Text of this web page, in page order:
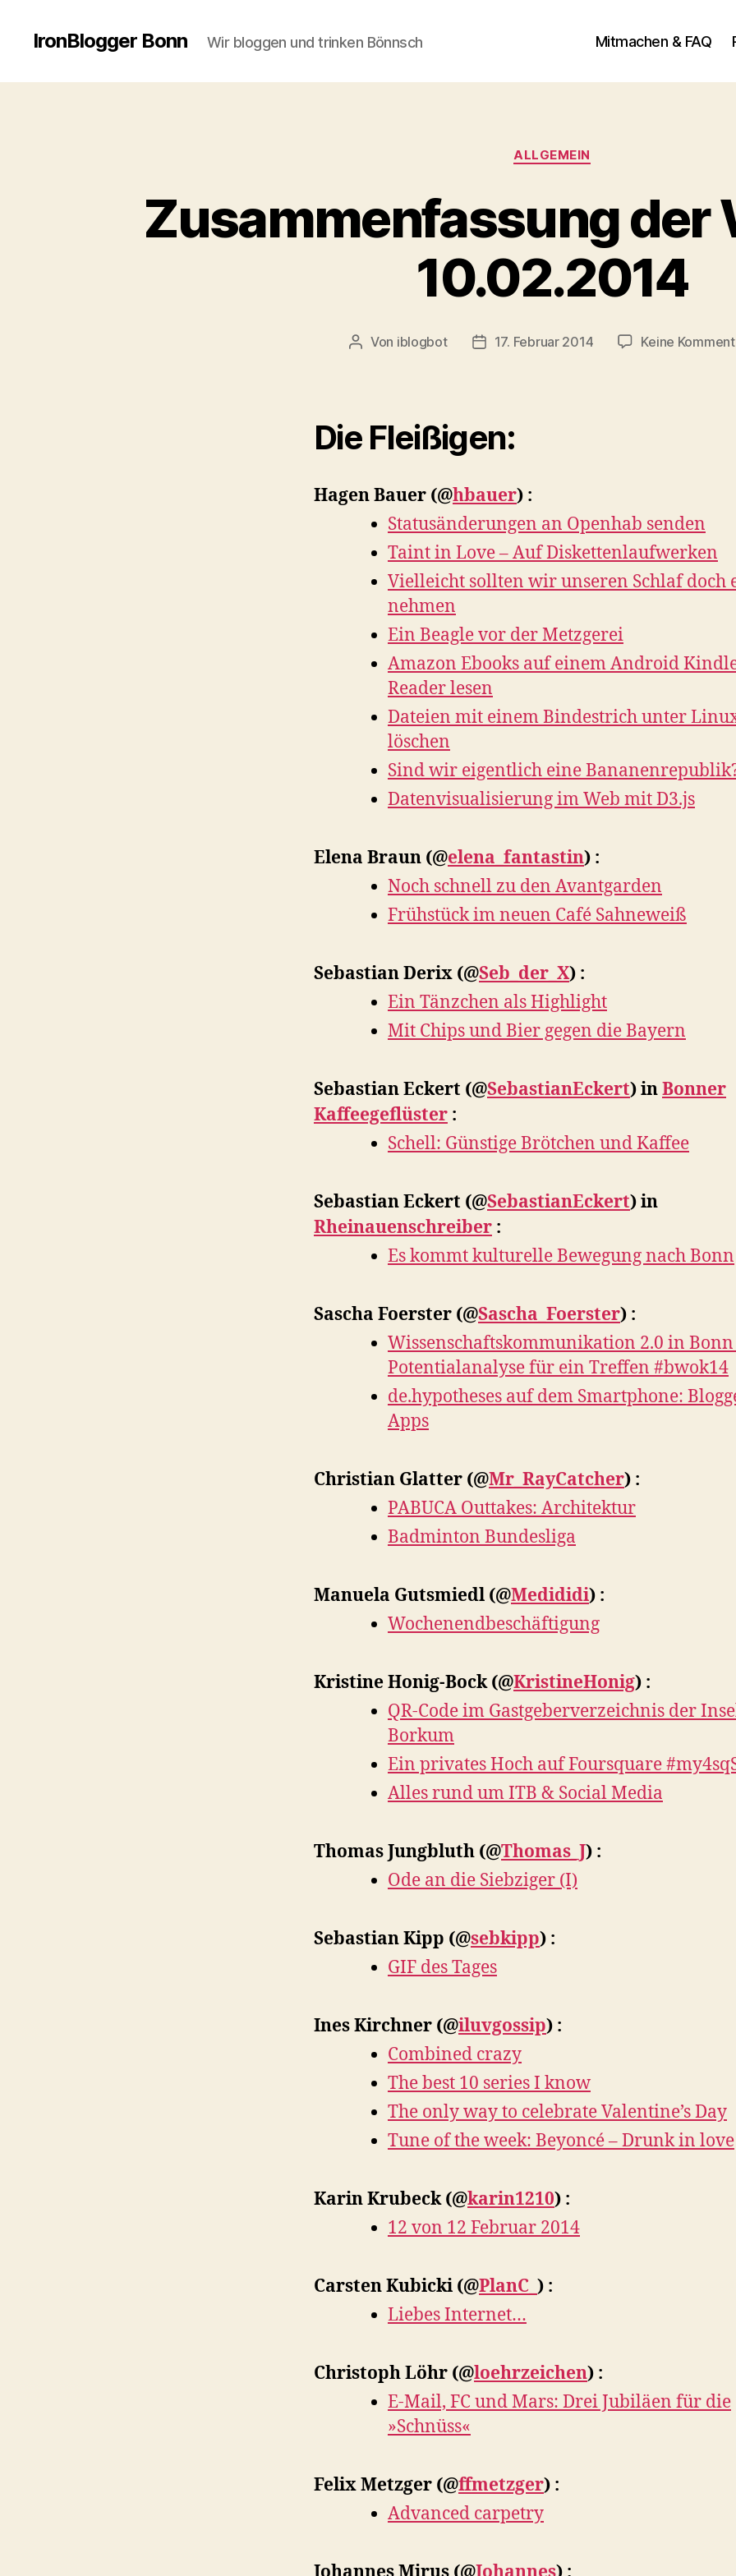
IronBlogger Bonn Wir bloggen und trinken Bönnsch Mitmachen & FAQ
Kategorien
ALLGEMEIN
Zusammenfassung der
10.02.2014
Beitragsautor
Von iblogbot Veröffentlichungsdatum
17. Februar 2014 Keine
Die Fleißigen:
Hagen Bauer (@hbauer) :
Statusänderungen an Openhab senden
Taint in Love – Auf Diskettenlaufwerken
Vielleicht sollten wir unseren Schlaf doch
nehmen
Ein Beagle vor der Metzgerei
Amazon Ebooks auf einem Android
Reader lesen
Dateien mit einem Bindestrich unter
löschen
Sind wir eigentlich eine
Datenvisualisierung im Web mit D3.js
Elena Braun (@elena_fantastin) :
Noch schnell zu den Avantgarden
Frühstück im neuen Café Sahneweiß
Sebastian Derix (@Seb_der_X) :
Ein Tänzchen als Highlight
Mit Chips und Bier gegen die Bayern
Sebastian Eckert (@SebastianEckert) inBonner
Kaffeegeflüster :
Schell: Günstige Brötchen und Kaffee
Sebastian Eckert (@SebastianEckert) in
Rheinauenschreiber :
Es kommt kulturelle Bewegung nach Bonn
Sascha Foerster (@Sascha_Foerster) :
Wissenschaftskommunikation 2.0 in
Potentialanalyse für ein Treffen #bwok14
de.hypotheses auf dem Smartphone:
Apps
Christian Glatter (@Mr_RayCatcher) :
PABUCA Outtakes: Architektur
Badminton Bundesliga
Manuela Gutsmiedl (@Medididi) :
Wochenendbeschäftigung
Kristine Honig-Bock(@KristineHonig) :
QR-Code im Gastgeberverzeichnis der
Borkum
Ein privates Hoch auf Foursquare
Alles rund um ITB & Social Media
Thomas Jungbluth (@Thomas_J) :
Ode an die Siebziger (I)
Sebastian Kipp (@sebkipp) :
GIF des Tages
Ines Kirchner (@iluvgossip) :
Combined crazy
The best 10 series I know
The only way to celebrate Valentine’s Day
Tune of the week: Beyoncé – Drunk in love
Karin Krubeck(@karin1210) :
12 von 12 Februar 2014
Carsten Kubicki (@PlanC_ ) :
Liebes Internet…
Christoph Löhr (@loehrzeichen) :
E-Mail, FC und Mars: Drei Jubiläen für die
»Schnüss«
Felix Metzger (@ffmetzger) :
Advanced carpetry